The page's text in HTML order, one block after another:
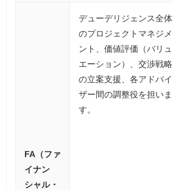
FA（ファ
イナン
シャル・
デューデリジェンス全体
のプロジェクトマネジメ
ント、価値評価（バリュ
エーション）、交渉戦略
の立案支援、各アドバイ
ザー間の調整役を担いま
す。